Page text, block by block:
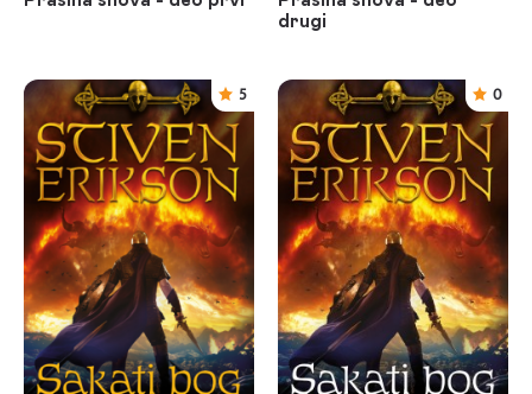
drugi
5 0